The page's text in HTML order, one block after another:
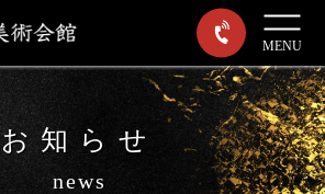
MENU
お知らせ
news